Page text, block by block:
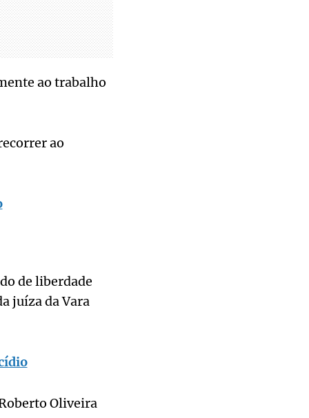
ao trabalho
ao
de liberdade
juíza da Vara
Oliveira